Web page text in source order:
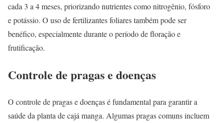
cada 3 a 4 meses, priorizando nutrientes como nitrogênio, fósforo
e potássio. O uso de fertilizantes foliares também pode ser
benéfico, especialmente durante o período de floração e
frutificação.
Controle de pragas e doenças
O controle de pragas e doenças é fundamental para garantir a
saúde da planta de cajá manga. Algumas pragas comuns incluem